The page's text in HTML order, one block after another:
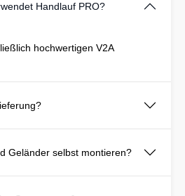
Handlauf PRO?
hochwertigen V2A
Geländer selbst montieren?